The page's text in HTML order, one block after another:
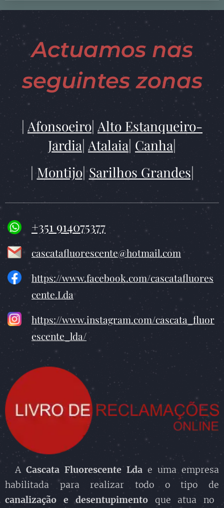
Actuamos nas
seguintes zonas
| Afonsoeiro| Alto Estanqueiro-
Jardia| Atalaia| Canha|
|Montijo|Sarilhos Grandes|
+351 914075377
cascatafluorescente@hotmail.com
https://www.facebook.com/cascatafluores
cente.Lda
https://www.instagram.com/cascata_fluor
escente_lda/
A Cascata Fluorescente Lda e uma empresa
habilitada para realizar todo o tipo de
canalização
e desentupimento que atua no